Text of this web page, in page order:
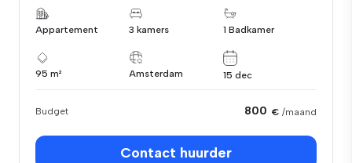
Appartement 3 kamers 1 Badkamer
95 m² Amsterdam 15 dec
Budget 800 € /maand
Contact huurder